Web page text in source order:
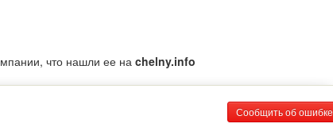
что нашли ее наchelny.info
Сообщить об ошибке